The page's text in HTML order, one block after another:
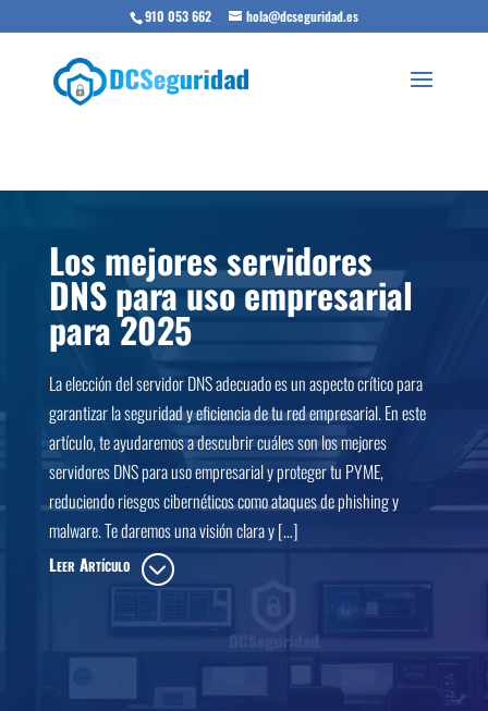
910 053 662 hola@dcseguridad.es
Los mejores servidores
DNS para uso empresarial
para 2025
La elección del servidor DNS adecuado es un aspecto crítico para
garantizar la seguridad y eficiencia de tu red empresarial. En este
artículo, te ayudaremos a descubrir cuáles son los mejores
servidores DNS para uso empresarial y proteger tu PYME,
reduciendo riesgos cibernéticos como ataques de phishing y
malware. Te daremos una visión clara y […]
Leer Artículo